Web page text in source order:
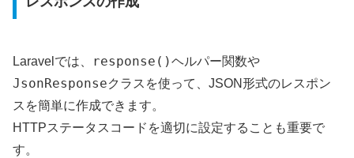
Laravelでは、 response()ヘルパー関数や
JsonResponseクラスを使って、JSON形式のレスポン
スを簡単に作成できます。
HTTPステータスコードを適切に設定することも重要で
す。